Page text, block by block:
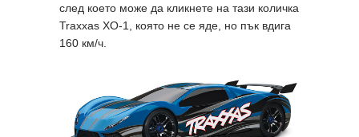
след което може да кликнете на тази количка
Traxxas XO-1, която не се яде, но пък вдига
160 км/ч.